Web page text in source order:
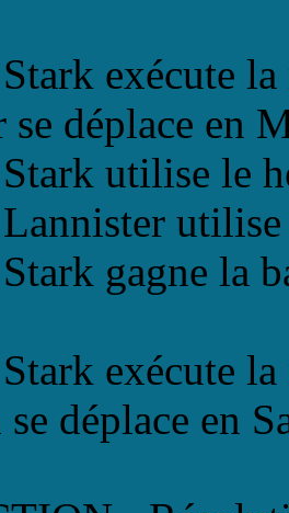
exécute
se déplace en
utilise le
gagne la
exécute
déplace en